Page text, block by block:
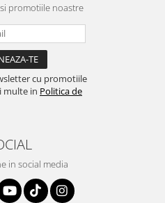
promotiile noastre
cu promotiile
multe in Politica de
in social media